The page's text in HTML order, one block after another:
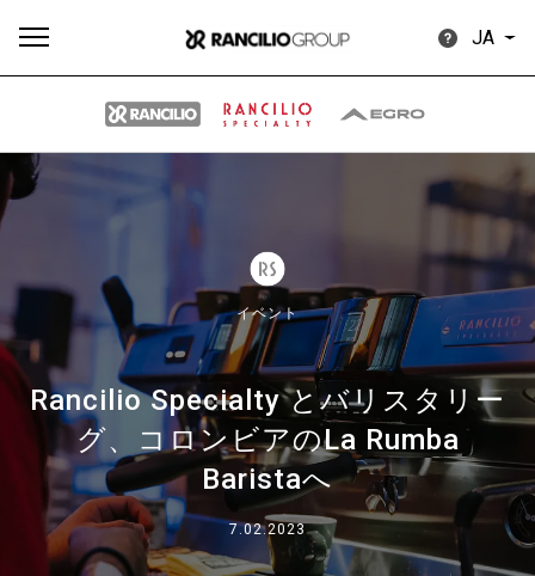
JA
イベント
Rancilio Specialty とバリスタリー
グ、コロンビアのLa Rumba
Baristaへ
7.02.2023
Our brands
グループ